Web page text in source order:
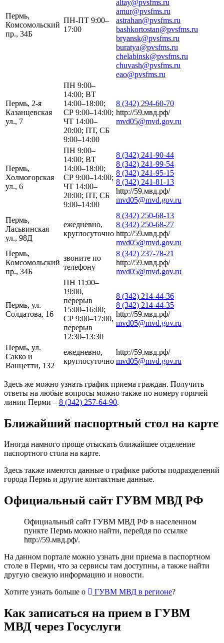
Пермь,
Комсомольский
пр., 34Б
ПН-ПТ 9:00–
17:00
altay@pvsfms.ru
amur@pvsfms.ru
astrahan@pvsfms.ru
bashkortostan@pvsfms.ru
bryansk@pvsfms.ru
buratya@pvsfms.ru
chelabinsk@pvsfms.ru
chuvash@pvsfms.ru
eao@pvsfms.ru
Пермь, 2-я
Казанцевская
ул., 7
ПН 9:00–
14:00; ВТ
14:00–18:00;
СР 9:00–14:00;
ЧТ 14:00–
20:00; ПТ, СБ
9:00–14:00
8 (342) 294-60-70
http://59.мвд.рф/
mvd05@mvd.gov.ru
Пермь,
Холмогорская
ул., 6
ПН 9:00–
14:00; ВТ
14:00–18:00;
СР 9:00–14:00;
ЧТ 14:00–
20:00; ПТ, СБ
9:00–14:00
8 (342) 241-90-44
8 (342) 241-99-54
8 (342) 241-95-15
8 (342) 241-81-13
http://59.мвд.рф/
mvd05@mvd.gov.ru
Пермь,
Ласьвинская
ул., 98Д
ежедневно,
круглосуточно
8 (342) 250-68-13
8 (342) 250-68-27
http://59.мвд.рф/
mvd05@mvd.gov.ru
Пермь,
Комсомольский
пр., 34Б
звоните по
телефону
8 (342) 237-78-21
http://59.мвд.рф/
mvd05@mvd.gov.ru
Пермь, ул.
Солдатова, 16
ПН 11:00–
19:00,
перерыв
15:00–16:00;
СР 9:00–17:00,
перерыв
12:30–13:30
8 (342) 214-44-36
8 (342) 214-44-35
http://59.мвд.рф/
mvd05@mvd.gov.ru
Пермь, ул.
Сакко и
Ванцетти, 132
ежедневно,
круглосуточно
http://59.мвд.рф/
mvd05@mvd.gov.ru
Здесь же можно узнать график приема граждан. Получить
ответы на любые вопросы можно также по номеру горячей
линии Перми – 8 (342) 257-64-90.
Ближайший паспортный стол на карте
Иногда намного проще отыскать ближайшее отделение
паспортного стола на карте.
Здесь также имеются данные о графике работы подразделений
города Пермь и другие контактные данные.
Официальный сайт ГУВМ МВД РФ
Официальный сайт ГУВМ МВД РФ в населенном
пункте Пермь можно найти, перейдя по ссылке
http://59.мвд.рф/.
На данном портале можно узнать дни приема в паспортном
столе в Перми, что за сервисы там доступны, а также найти
другую свежую информацию и новости.
Хотите узнать больше о
ГУВМ МВД в регионе?
Как записаться на прием в ГУВМ
МВД через Госуслуги